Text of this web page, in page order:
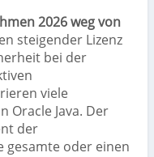
2026 weg von
steigender Lizenz
bei der
viele
Oracle Java. Der
der
gesamte oder einen